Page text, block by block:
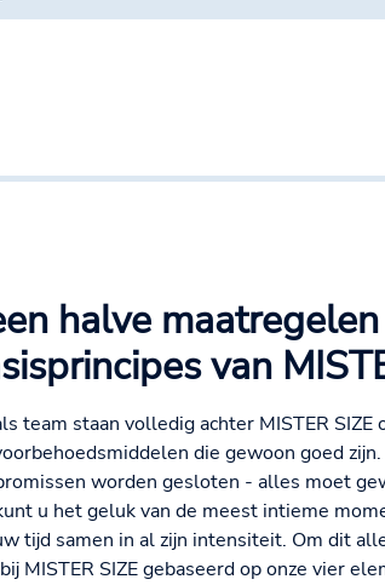
halve
van
team staan volledig achter MISTER SIZE
die gewoon goed
worden gesloten - alles moet
u het geluk van de meest intieme
tijd samen in al zijn intensiteit. Om dit
MISTER SIZE gebaseerd op onze vier